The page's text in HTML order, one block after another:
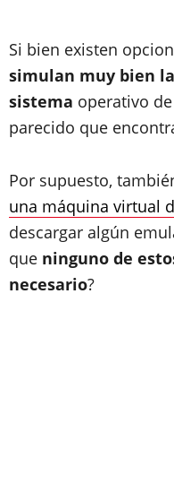
Si bien existen
simulan muy bien
sistema operativo de
parecido que
Por supuesto,
una máquina virtual
descargar algún
que ninguno de
necesario?